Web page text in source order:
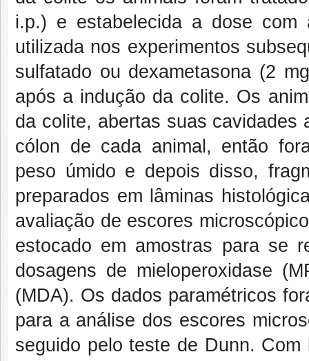
i.p.) e estabelecida a dose com
utilizada nos experimentos
sulfatado ou dexametasona (2
após a indução da colite. Os
da colite, abertas suas cavidades
cólon de cada animal, então
peso úmido e depois disso,
preparados em lâminas
avaliação de escores
estocado em amostras para se
dosagens de mieloperoxidase
(MDA). Os dados paramétricos
para a análise dos escores
seguido pelo teste de Dunn.